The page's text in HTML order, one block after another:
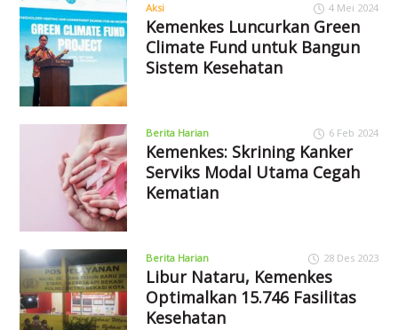
Aksi 4 Mei 2024
Kemenkes Luncurkan Green
Climate Fund untuk Bangun
Sistem Kesehatan
Berita Harian 6 Feb 2024
Kemenkes: Skrining Kanker
Serviks Modal Utama Cegah
Kematian
Berita Harian 28 Des 2023
Libur Nataru, Kemenkes
Optimalkan 15.746 Fasilitas
Kesehatan